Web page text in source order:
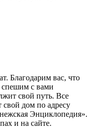
Благодарим вас, что
с вами
свой путь. Все
дом по адресу
Энциклопедия».
и на сайте.